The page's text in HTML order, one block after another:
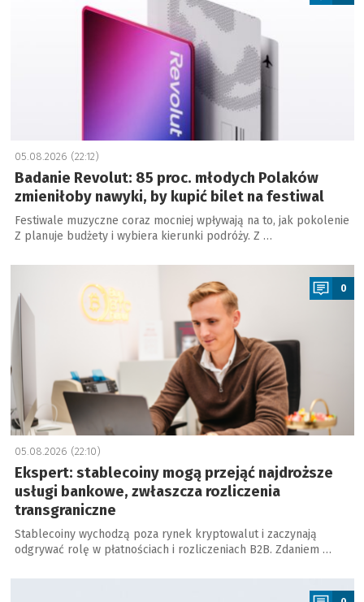
05.08.2026 (22:12)
Badanie Revolut: 85 proc. młodych Polaków
zmieniłoby nawyki, by kupić bilet na festiwal
Festiwale muzyczne coraz mocniej wpływają na to, jak pokolenie
Z planuje budżety i wybiera kierunki podróży. Z …
a
0
05.08.2026 (22:10)
Ekspert: stablecoiny mogą przejąć najdroższe
usługi bankowe, zwłaszcza rozliczenia
transgraniczne
Stablecoiny wychodzą poza rynek kryptowalut i zaczynają
odgrywać rolę w płatnościach i rozliczeniach B2B. Zdaniem …
a